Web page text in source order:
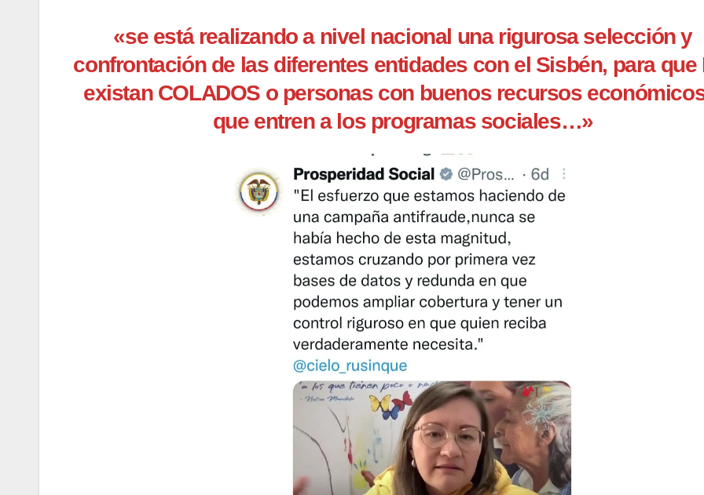
«se está realizando a nivel nacional una rigurosa selección y
confrontación de las diferentes entidades con el Sisbén, para que
existan COLADOS o personas con buenos recursos
que entren a los programas sociales…»